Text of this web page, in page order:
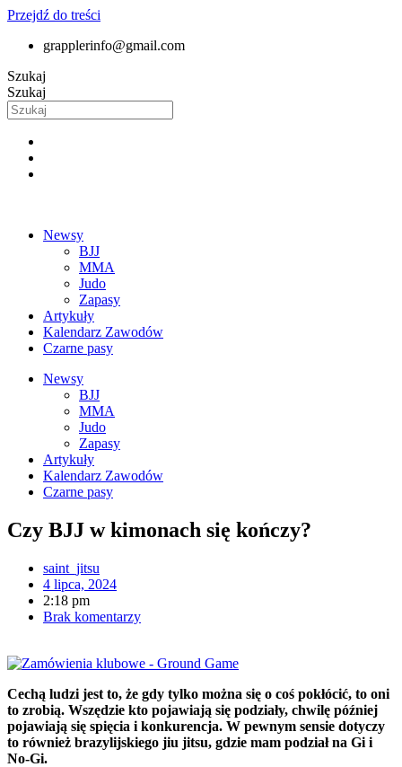
Przejdź do treści
grapplerinfo@gmail.com
Szukaj
Szukaj
Newsy
BJJ
MMA
Judo
Zapasy
Artykuły
Kalendarz Zawodów
Czarne pasy
Newsy
BJJ
MMA
Judo
Zapasy
Artykuły
Kalendarz Zawodów
Czarne pasy
Czy BJJ w kimonach się kończy?
saint_jitsu
4 lipca, 2024
2:18 pm
Brak komentarzy
Cechą ludzi jest to, że gdy tylko można się o coś pokłócić, to oni
to zrobią. Wszędzie kto pojawiają się podziały, chwilę później
pojawiają się spięcia i konkurencja. W pewnym sensie dotyczy
to również brazylijskiego jiu jitsu, gdzie mam podział na Gi i
No-Gi.